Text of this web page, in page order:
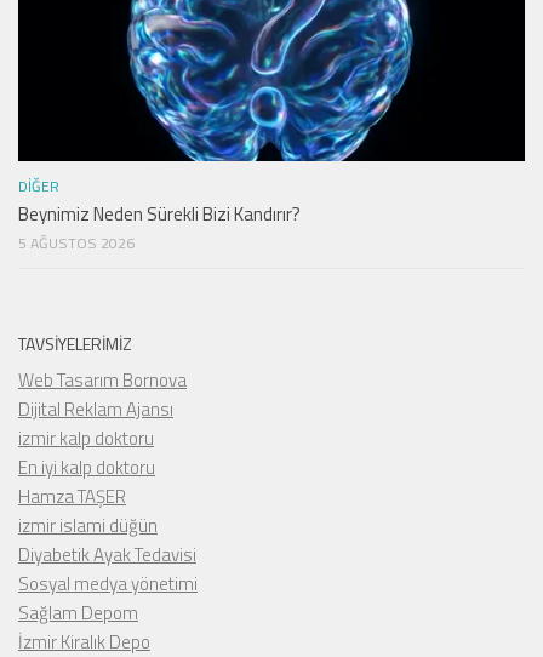
DIĞER
Beynimiz Neden Sürekli Bizi Kandırır?
5 AĞUSTOS 2026
TAVSIYELERIMIZ
Web Tasarım Bornova
Dijital Reklam Ajansı
izmir kalp doktoru
En iyi kalp doktoru
Hamza TAŞER
izmir islami düğün
Diyabetik Ayak Tedavisi
Sosyal medya yönetimi
Sağlam Depom
İzmir Kiralık Depo